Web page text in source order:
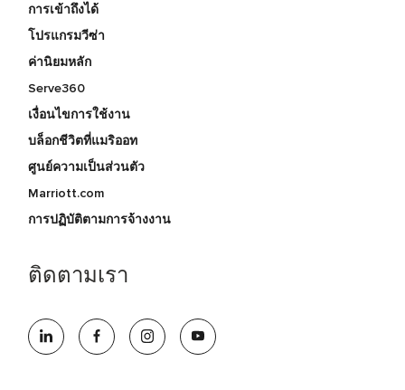
การเข้าถึงได้
โปรแกรมวีซ่า
ค่านิยมหลัก
Serve360
เงื่อนไขการใช้งาน
บล็อกชีวิตที่แมริออท
ศูนย์ความเป็นส่วนตัว
Marriott.com
การปฏิบัติตามการจ้างงาน
ติดตามเรา